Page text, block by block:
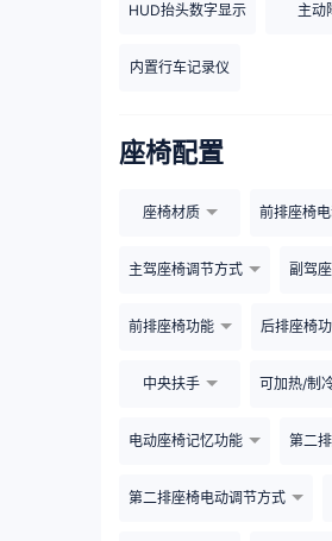
HUD抬头数字显示 主动
内置行车记录仪
座椅配置
座椅材质 前排座椅
主驾座椅调节方式 副驾
前排座椅功能 后排座椅
中央扶手 可加热/制
电动座椅记忆功能 第二
第二排座椅电动调节方式